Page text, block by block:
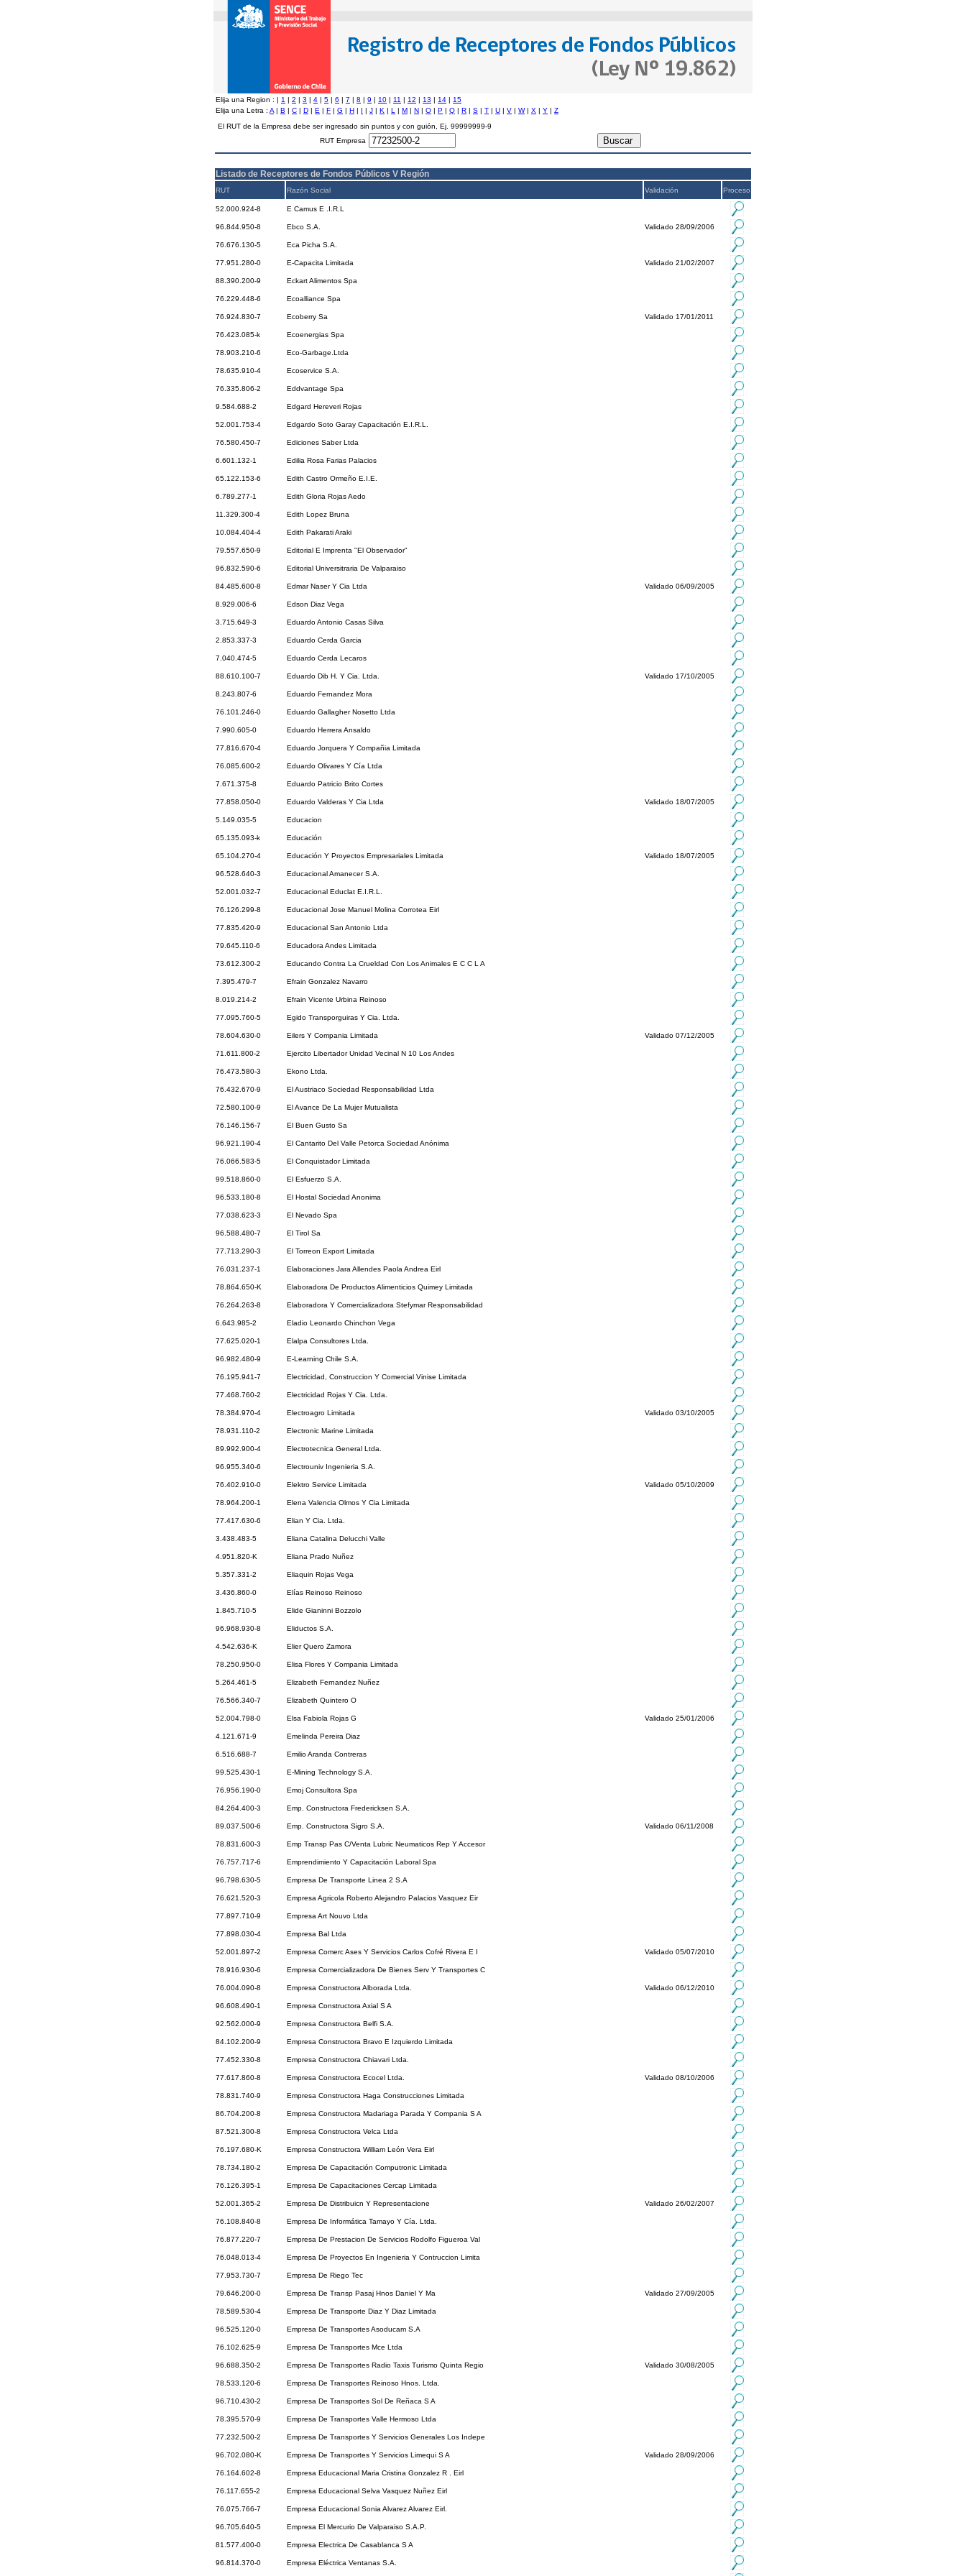
Elija una Region : | 1 | 2 | 3 | 4 | 5 | 6 | 7 | 8 | 9 | 10 | 11 | 12 | 13 | 14 | 15
Elija una Letra : A | B | C | D | E | F | G | H | I | J | K | L | M | N | O | P | Q | R | S | T | U | V | W| X | Y | Z
El RUT de la Empresa debe ser ingresado sin puntos y con guión, Ej. 99999999-9
RUT Empresa
Listado de Receptores de Fondos Públicos V Región
RUT Razón Social Validación Proceso
52.000.924-8 E Camus E .I.R.L
96.844.950-8 Ebco S.A. Validado 28/09/2006
76.676.130-5 Eca Picha S.A.
77.951.280-0 E-Capacita Limitada Validado 21/02/2007
88.390.200-9 Eckart Alimentos Spa
76.229.448-6 Ecoalliance Spa
76.924.830-7 Ecoberry Sa Validado 17/01/2011
76.423.085-k Ecoenergias Spa
78.903.210-6 Eco-Garbage.Ltda
78.635.910-4 Ecoservice S.A.
76.335.806-2 Eddvantage Spa
9.584.688-2 Edgard Hereveri Rojas
52.001.753-4 Edgardo Soto Garay Capacitación E.I.R.L.
76.580.450-7 Ediciones Saber Ltda
6.601.132-1 Edilia Rosa Farias Palacios
65.122.153-6 Edith Castro Ormeño E.I.E.
6.789.277-1 Edith Gloria Rojas Aedo
11.329.300-4 Edith Lopez Bruna
10.084.404-4 Edith Pakarati Araki
79.557.650-9 Editorial E Imprenta "El Observador"
96.832.590-6 Editorial Universitraria De Valparaiso
84.485.600-8 Edmar Naser Y Cia Ltda Validado 06/09/2005
8.929.006-6 Edson Diaz Vega
3.715.649-3 Eduardo Antonio Casas Silva
2.853.337-3 Eduardo Cerda Garcia
7.040.474-5 Eduardo Cerda Lecaros
88.610.100-7 Eduardo Dib H. Y Cia. Ltda. Validado 17/10/2005
8.243.807-6 Eduardo Fernandez Mora
76.101.246-0 Eduardo Gallagher Nosetto Ltda
7.990.605-0 Eduardo Herrera Ansaldo
77.816.670-4 Eduardo Jorquera Y Compañia Limitada
76.085.600-2 Eduardo Olivares Y Cía Ltda
7.671.375-8 Eduardo Patricio Brito Cortes
77.858.050-0 Eduardo Valderas Y Cia Ltda Validado 18/07/2005
5.149.035-5 Educacion
65.135.093-k Educación
65.104.270-4 Educación Y Proyectos Empresariales Limitada Validado 18/07/2005
96.528.640-3 Educacional Amanecer S.A.
52.001.032-7 Educacional Educlat E.I.R.L.
76.126.299-8 Educacional Jose Manuel Molina Corrotea Eirl
77.835.420-9 Educacional San Antonio Ltda
79.645.110-6 Educadora Andes Limitada
73.612.300-2 Educando Contra La Crueldad Con Los Animales E C C L A
7.395.479-7 Efrain Gonzalez Navarro
8.019.214-2 Efrain Vicente Urbina Reinoso
77.095.760-5 Egido Transporguiras Y Cia. Ltda.
78.604.630-0 Eilers Y Compania Limitada Validado 07/12/2005
71.611.800-2 Ejercito Libertador Unidad Vecinal N 10 Los Andes
76.473.580-3 Ekono Ltda.
76.432.670-9 El Austriaco Sociedad Responsabilidad Ltda
72.580.100-9 El Avance De La Mujer Mutualista
76.146.156-7 El Buen Gusto Sa
96.921.190-4 El Cantarito Del Valle Petorca Sociedad Anónima
76.066.583-5 El Conquistador Limitada
99.518.860-0 El Esfuerzo S.A.
96.533.180-8 El Hostal Sociedad Anonima
77.038.623-3 El Nevado Spa
96.588.480-7 El Tirol Sa
77.713.290-3 El Torreon Export Limitada
76.031.237-1 Elaboraciones Jara Allendes Paola Andrea Eirl
78.864.650-K Elaboradora De Productos Alimenticios Quimey Limitada
76.264.263-8 Elaboradora Y Comercializadora Stefymar Responsabilidad
6.643.985-2 Eladio Leonardo Chinchon Vega
77.625.020-1 Elalpa Consultores Ltda.
96.982.480-9 E-Learning Chile S.A.
76.195.941-7 Electricidad, Construccion Y Comercial Vinise Limitada
77.468.760-2 Electricidad Rojas Y Cia. Ltda.
78.384.970-4 Electroagro Limitada Validado 03/10/2005
78.931.110-2 Electronic Marine Limitada
89.992.900-4 Electrotecnica General Ltda.
96.955.340-6 Electrouniv Ingenieria S.A.
76.402.910-0 Elektro Service Limitada Validado 05/10/2009
78.964.200-1 Elena Valencia Olmos Y Cia Limitada
77.417.630-6 Elian Y Cia. Ltda.
3.438.483-5 Eliana Catalina Delucchi Valle
4.951.820-K Eliana Prado Nuñez
5.357.331-2 Eliaquin Rojas Vega
3.436.860-0 Elías Reinoso Reinoso
1.845.710-5 Elide Gianinni Bozzolo
96.968.930-8 Eliductos S.A.
4.542.636-K Elier Quero Zamora
78.250.950-0 Elisa Flores Y Compania Limitada
5.264.461-5 Elizabeth Fernandez Nuñez
76.566.340-7 Elizabeth Quintero O
52.004.798-0 Elsa Fabiola Rojas G Validado 25/01/2006
4.121.671-9 Emelinda Pereira Diaz
6.516.688-7 Emilio Aranda Contreras
99.525.430-1 E-Mining Technology S.A.
76.956.190-0 Emoj Consultora Spa
84.264.400-3 Emp. Constructora Fredericksen S.A.
89.037.500-6 Emp. Constructora Sigro S.A. Validado 06/11/2008
78.831.600-3 Emp Transp Pas C/Venta Lubric Neumaticos Rep Y Accesor
76.757.717-6 Emprendimiento Y Capacitación Laboral Spa
96.798.630-5 Empresa De Transporte Linea 2 S.A
76.621.520-3 Empresa Agricola Roberto Alejandro Palacios Vasquez Eir
77.897.710-9 Empresa Art Nouvo Ltda
77.898.030-4 Empresa Bal Ltda
52.001.897-2 Empresa Comerc Ases Y Servicios Carlos Cofré Rivera E I Validado 05/07/2010
78.916.930-6 Empresa Comercializadora De Bienes Serv Y Transportes C
76.004.090-8 Empresa Constructora Alborada Ltda. Validado 06/12/2010
96.608.490-1 Empresa Constructora Axial S A
92.562.000-9 Empresa Constructora Belfi S.A.
84.102.200-9 Empresa Constructora Bravo E Izquierdo Limitada
77.452.330-8 Empresa Constructora Chiavari Ltda.
77.617.860-8 Empresa Constructora Ecocel Ltda. Validado 08/10/2006
78.831.740-9 Empresa Constructora Haga Construcciones Limitada
86.704.200-8 Empresa Constructora Madariaga Parada Y Compania S A
87.521.300-8 Empresa Constructora Velca Ltda
76.197.680-K Empresa Constructora William León Vera Eirl
78.734.180-2 Empresa De Capacitación Computronic Limitada
76.126.395-1 Empresa De Capacitaciones Cercap Limitada
52.001.365-2 Empresa De Distribuicn Y Representacione Validado 26/02/2007
76.108.840-8 Empresa De Informática Tamayo Y Cía. Ltda.
76.877.220-7 Empresa De Prestacion De Servicios Rodolfo Figueroa Val
76.048.013-4 Empresa De Proyectos En Ingenieria Y Contruccion Limita
77.953.730-7 Empresa De Riego Tec
79.646.200-0 Empresa De Transp Pasaj Hnos Daniel Y Ma Validado 27/09/2005
78.589.530-4 Empresa De Transporte Diaz Y Diaz Limitada
96.525.120-0 Empresa De Transportes Asoducam S.A
76.102.625-9 Empresa De Transportes Mce Ltda
96.688.350-2 Empresa De Transportes Radio Taxis Turismo Quinta Regio Validado 30/08/2005
78.533.120-6 Empresa De Transportes Reinoso Hnos. Ltda.
96.710.430-2 Empresa De Transportes Sol De Reñaca S A
78.395.570-9 Empresa De Transportes Valle Hermoso Ltda
77.232.500-2 Empresa De Transportes Y Servicios Generales Los Indepe
96.702.080-K Empresa De Transportes Y Servicios Limequi S A Validado 28/09/2006
76.164.602-8 Empresa Educacional Maria Cristina Gonzalez R . Eirl
76.117.655-2 Empresa Educacional Selva Vasquez Nuñez Eirl
76.075.766-7 Empresa Educacional Sonia Alvarez Alvarez Eirl.
96.705.640-5 Empresa El Mercurio De Valparaiso S.A.P.
81.577.400-0 Empresa Electrica De Casablanca S A
96.814.370-0 Empresa Eléctrica Ventanas S.A.